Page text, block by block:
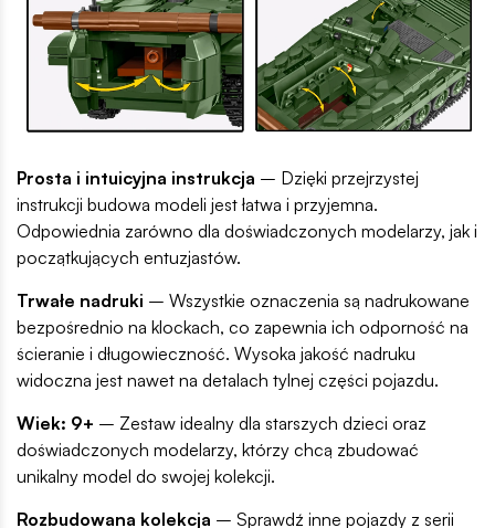
Prosta i intuicyjna instrukcja – Dzięki przejrzystej
instrukcji budowa modeli jest łatwa i przyjemna.
Odpowiednia zarówno dla doświadczonych modelarzy, jak i
początkujących entuzjastów.
Trwałe nadruki – Wszystkie oznaczenia są nadrukowane
bezpośrednio na klockach, co zapewnia ich odporność na
ścieranie i długowieczność. Wysoka jakość nadruku
widoczna jest nawet na detalach tylnej części pojazdu.
Wiek: 9+ – Zestaw idealny dla starszych dzieci oraz
doświadczonych modelarzy, którzy chcą zbudować
unikalny model do swojej kolekcji.
Rozbudowana kolekcja – Sprawdź inne pojazdy z serii